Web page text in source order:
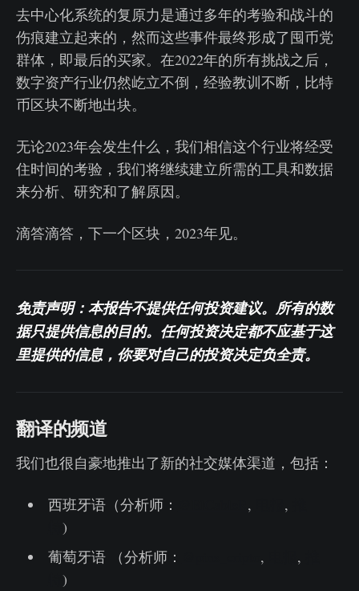
去中心化系统的复原力是通过多年的考验和战斗的
伤痕建立起来的，然而这些事件最终形成了囤币党
群体，即最后的买家。在2022年的所有挑战之后，
数字资产行业仍然屹立不倒，经验教训不断，比特
币区块不断地出块。
无论2023年会发生什么，我们相信这个行业将经受
住时间的考验，我们将继续建立所需的工具和数据
来分析、研究和了解原因。
滴答滴答，下一个区块，2023年见。
免责声明：本报告不提供任何投资建议。所有的数
据只提供信息的目的。任何投资决定都不应基于这
里提供的信息，你要对自己的投资决定负全责。
翻译的频道
我们也很自豪地推出了新的社交媒体渠道，包括：
西班牙语（分析师： , ,
)
葡萄牙语 （分析师：
, ,
)